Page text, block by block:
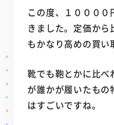
この度、１０００
きました。定価か
もかなり高めの買い
靴でも鞄とかに比べ
が誰かが履いたもの
はすごいですね。